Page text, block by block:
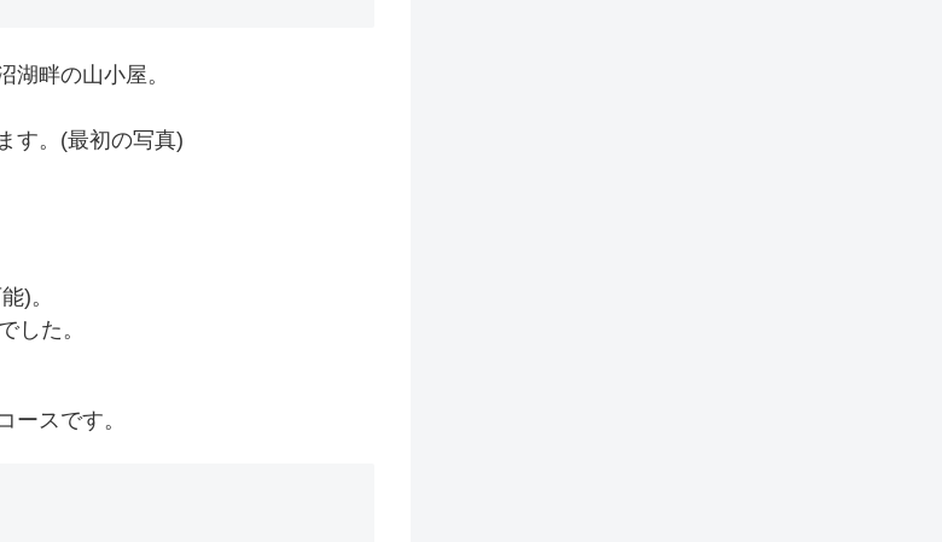
畔の山小屋。
す。(最初の写真)
)。
した。
ースです。